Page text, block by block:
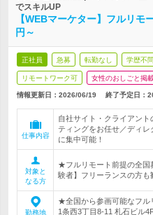
でスキルUP
【WEBマーケター】フルリ
円～
正社員 急募 転勤なし 学歴不問
リモートワーク可 女性のおしごと掲
情報更新日：2026/06/19 終了予定日：
仕事内容
自社サイト・クライアン
ティングをお任せ／ディ
に集中可能！
対象と
なる方
★フルリモート前提の全
験者】フリーランスの方も
勤務地
★全国から参画可能なフル
1条西3丁目8-11 札石ビル